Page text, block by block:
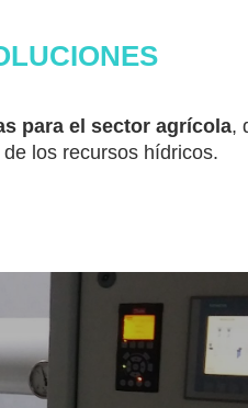
para el sector agrícola,
los recursos hídricos.